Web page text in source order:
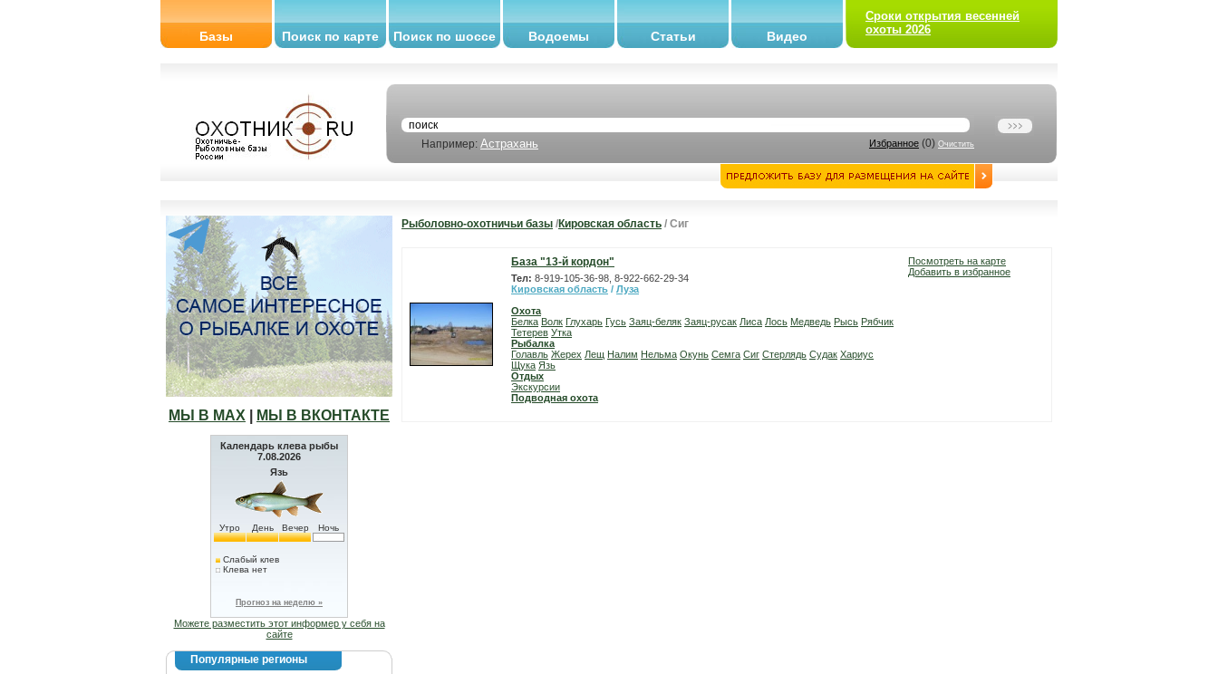
Базы Поиск по карте Поиск по шоссе Водоемы Статьи Видео
Сроки открытия весенней
охоты 2026
Например: Астрахань Избранное (0) Очистить
МЫ В МАХ МЫ В ВКОНТАКТЕ
Календарь клева рыбы
7.08.2026
Язь
Утро День Вечер Ночь
Слабый клев
Клева нет
Прогноз на неделю »
Можете разместить этот информер у себя на
сайте
Популярные регионы
Рыболовно-охотничьи базы /Кировская область / Сиг
База "13-й кордон"
Тел: 8-919-105-36-98, 8-922-662-29-34
Кировская область / Луза
Охота
Белка Волк Глухарь Гусь Заяц-беляк Заяц-русак Лиса Лось Медведь Рысь Рябчик
Тетерев Утка
Рыбалка
Голавль Жерех Лещ Налим Нельма Окунь Семга Сиг Стерлядь Судак Хариус
Щука Язь
Отдых
Экскурсии
Подводная охота
Посмотреть на карте
Добавить в избранное